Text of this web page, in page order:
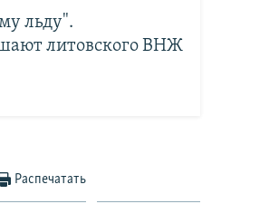
льду".
литовского ВНЖ
Распечатать